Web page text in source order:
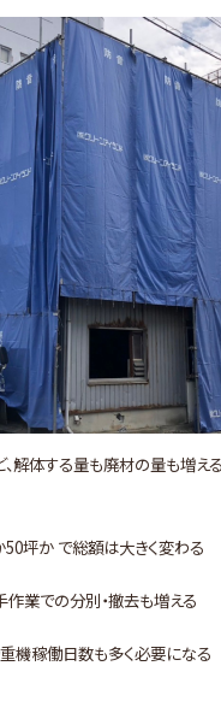
解体する量も廃材の量も増え
坪か で総額は大きく変わる
業での分別・撤去も増える
機稼働日数も多く必要になる